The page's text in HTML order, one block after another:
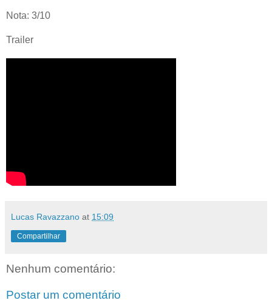
Nota: 3/10
Trailer
Lucas Ravazzano at 15:09
Compartilhar
Nenhum comentário:
Postar um comentário